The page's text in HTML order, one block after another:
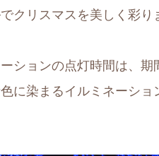
クリスマスを美しく彩り
ションの点灯時間は、期
に染まるイルミネーシ